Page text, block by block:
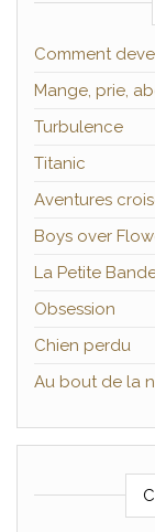
Comment
Mange, prie,
Turbulence
Titanic
Aventures
Boys over
La Petite
Obsession
Chien perdu
Au bout de la